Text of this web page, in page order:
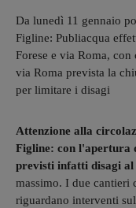
Da lunedì 11 gennaio
Figline: Publiacqua
Forese e via Roma,
via Roma prevista la
per limitare i disagi
Attenzione alla
Figline: con l'apertura
previsti infatti disagi
massimo. I due cantieri
riguardano interventi